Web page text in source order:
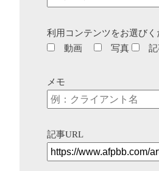
利用コンテンツをお選びく
動画
写真
メモ
記事URL